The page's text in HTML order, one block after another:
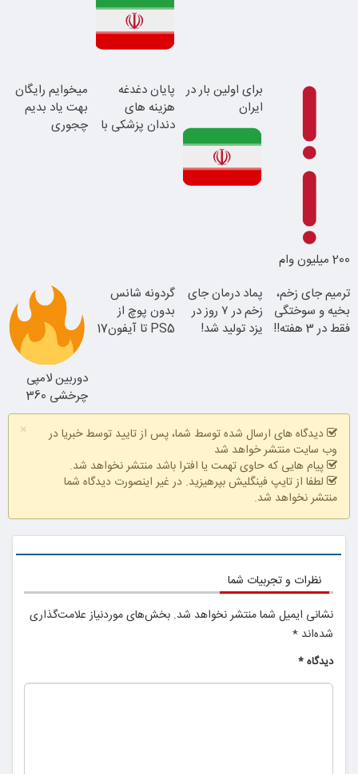
روزه ساخت!
200 میلیون وام
فقط با احراز
هویت
برای اولین بار در
ایران
پایان دغدغه
هزینه های
دندان پزشکی با
میخوایم رایگان
بهت یاد بدیم
چجوری
ترمیم جای زخم،
بخیه و سوختگی
فقط در 3 هفته!!
پماد درمان جای
زخم در ۷ روز در
یزد تولید شد!
گردونه شانس
بدون پوچ از
PS5 تا آیفون17
دوربین لامپی
چرخشی 360
درجه
پرداخت درب
منزل + گارانتی
تعویض
×
دیدگاه های ارسال شده توسط شما، پس از تایید توسط خبریا در
وب سایت منتشر خواهد شد
پیام هایی که حاوی تهمت یا افترا باشد منتشر نخواهد شد.
لطفا از تایپ فینگلیش بپرهیزید. در غیر اینصورت دیدگاه شما
منتشر نخواهد شد.
نظرات و تجربیات شما
نشانی ایمیل شما منتشر نخواهد شد. بخش‌های موردنیاز علامت‌گذاری
شده‌اند *
دیدگاه*